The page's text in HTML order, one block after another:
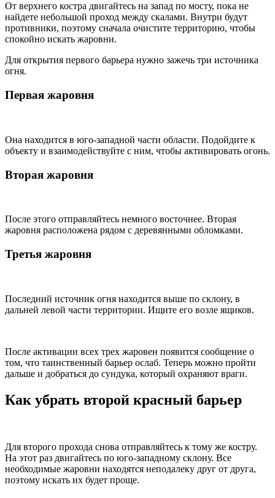
От верхнего костра двигайтесь на запад по мосту, пока не
найдете небольшой проход между скалами. Внутри будут
противники, поэтому сначала очистите территорию, чтобы
спокойно искать жаровни.
Для открытия первого барьера нужно зажечь три источника
огня.
Первая жаровня
Она находится в юго-западной части области. Подойдите к
объекту и взаимодействуйте с ним, чтобы активировать огонь.
Вторая жаровня
После этого отправляйтесь немного восточнее. Вторая
жаровня расположена рядом с деревянными обломками.
Третья жаровня
Последний источник огня находится выше по склону, в
дальней левой части территории. Ищите его возле ящиков.
После активации всех трех жаровен появится сообщение о
том, что таинственный барьер ослаб. Теперь можно пройти
дальше и добраться до сундука, который охраняют враги.
Как убрать второй красный барьер
Для второго прохода снова отправляйтесь к тому же костру.
На этот раз двигайтесь по юго-западному склону. Все
необходимые жаровни находятся неподалеку друг от друга,
поэтому искать их будет проще.